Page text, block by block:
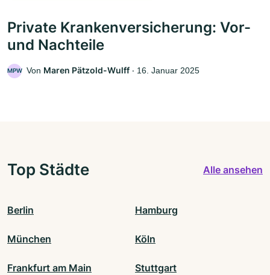
Private Krankenversicherung: Vor-
und Nachteile
MPW Von Maren Pätzold-Wulff ‧ 16. Januar 2025
Top Städte Alle ansehen
Berlin Hamburg
München Köln
Frankfurt am Main Stuttgart